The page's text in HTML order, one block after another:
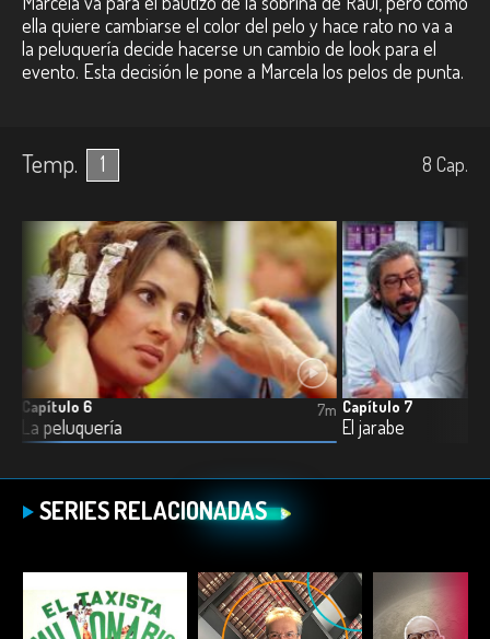
ella quiere cambiarse el color del pelo y hace rato no va a
la peluquería decide hacerse un cambio de look para el
evento. Esta decisión le pone a Marcela los pelos de punta.
Temp. 1 8 Cap.
Capítulo 6
La peluquería
7m Capítulo 7
El jarabe
SERIES RELACIONADAS